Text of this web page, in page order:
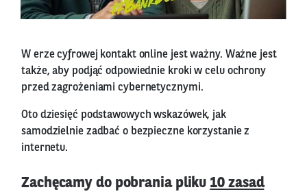
W erze cyfrowej kontakt online jest ważny. Ważne jest
także, aby podjąć odpowiednie kroki w celu ochrony
przed zagrożeniami cybernetycznymi.
Oto dziesięć podstawowych wskazówek, jak
samodzielnie zadbać o bezpieczne korzystanie z
internetu.
Zachęcamy do pobrania pliku 10 zasad